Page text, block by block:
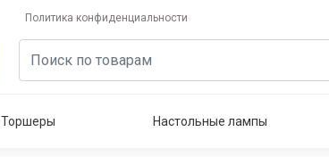
Политика конфиденциальности
Торшеры Настольные лампы